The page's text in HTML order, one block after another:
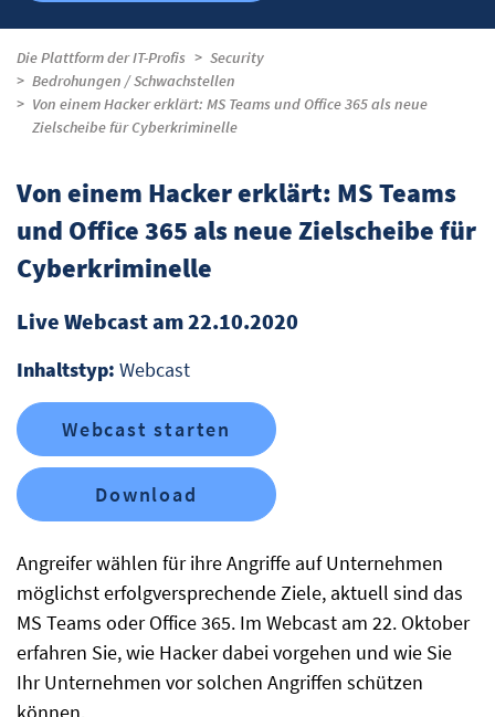
Die Plattform der IT-Profis
Security
Bedrohungen / Schwachstellen
Von einem Hacker erklärt: MS Teams und Office 365 als neue
Zielscheibe für Cyberkriminelle
Angreifer wählen für ihre Angriffe auf Unternehmen
möglichst erfolgversprechende Ziele, aktuell sind das
MS Teams oder Office 365. Im Webcast am 22. Oktober
erfahren Sie, wie Hacker dabei vorgehen und wie Sie
Ihr Unternehmen vor solchen Angriffen schützen
Von einem Hacker erklärt: MS Teams
und Office 365 als neue Zielscheibe für
Cyberkriminelle
Live Webcast am 22.10.2020
Inhaltstyp: Webcast
Webcast starten
Download